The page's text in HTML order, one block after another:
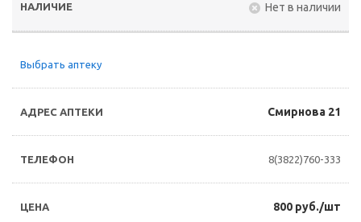
Нет в наличии
Выбрать аптеку
Смирнова 21
8(3822)760-333
800 руб./шт